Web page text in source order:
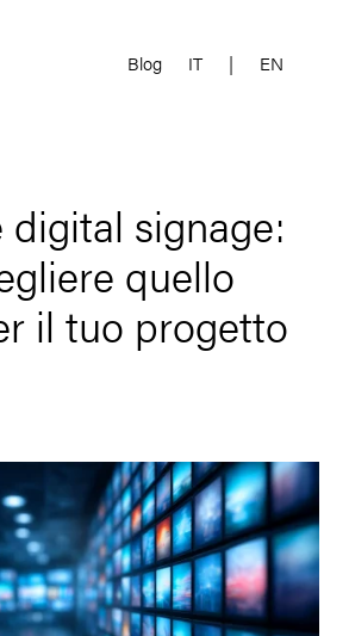
Blog IT | EN
digital signage:
quello
il tuo progetto